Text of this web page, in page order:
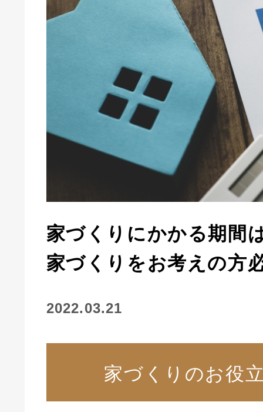
家づくりにかかる期間
家づくりをお考えの方
2022.03.21
家づくりのお役